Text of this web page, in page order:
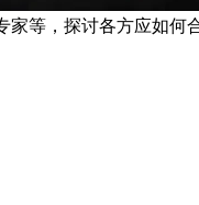
等，探讨各方应如何